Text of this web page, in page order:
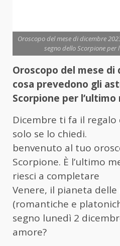
Oroscopo del mese di dicembre
segno dello Scorpione per
Oroscopo del mese di
cosa prevedono gli
Scorpione per l’ultimo
Dicembre ti fa il regalo
solo se lo chiedi.
benvenuto al tuo
Scorpione. È l’ultimo
riesci a completare
Venere, il pianeta
(romantiche e
segno lunedì 2
amore?